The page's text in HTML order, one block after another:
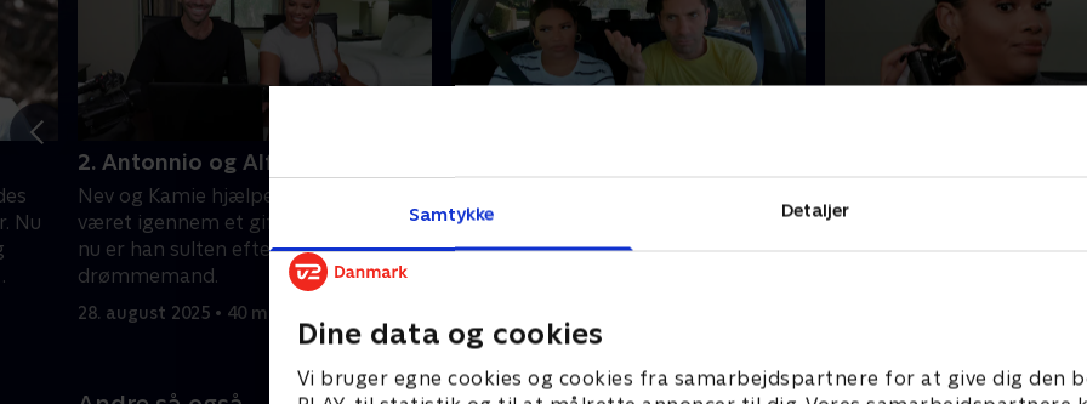
Samtykke Detaljer
Dine data og cookies
Vi bruger egne cookies og cookies fra samarbejdspartnere for at give dig den
Nu
2. Antonnio og Alfred
Nev og Kamie hjælper Alfred, som har
været igennem et giftigt forhold, og
nu er han sulten efter at finde sin
drømmemand.
28. august 2025 • 40 min
Sparkayla, catfishes af en pige, der
påstår, at hun er hendes søster. Det
anonym email fra en